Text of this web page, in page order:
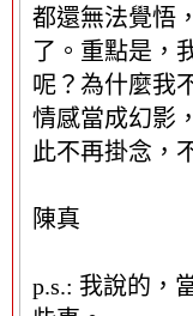
都還無法覺悟
了。重點是，
呢？為什麼我
情感當成幻影
此不再掛念，
陳真
p.s.: 我說的，